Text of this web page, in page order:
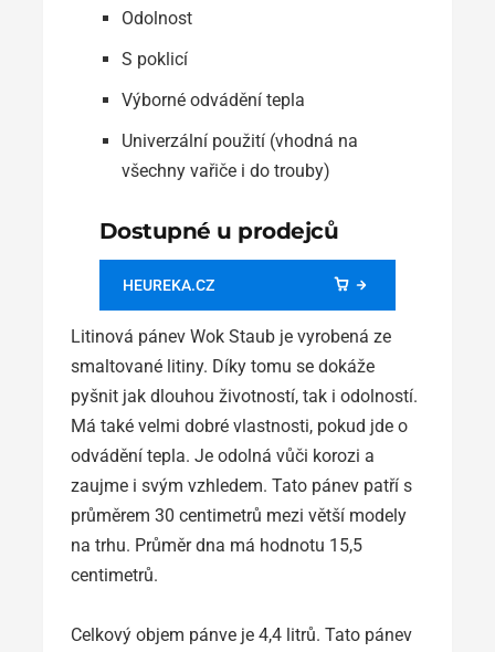
Odolnost
S poklicí
Výborné odvádění tepla
Univerzální použití (vhodná na
všechny vařiče i do trouby)
Dostupné u prodejců
HEUREKA.CZ
Litinová pánev Wok Staub je vyrobená ze
smaltované litiny. Díky tomu se dokáže
pyšnit jak dlouhou životností, tak i odolností.
Má také velmi dobré vlastnosti, pokud jde o
odvádění tepla. Je odolná vůči korozi a
zaujme i svým vzhledem. Tato pánev patří s
průměrem 30 centimetrů mezi větší modely
na trhu. Průměr dna má hodnotu 15,5
centimetrů.
Celkový objem pánve je 4,4 litrů. Tato pánev